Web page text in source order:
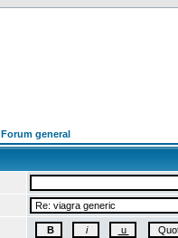
Forum general